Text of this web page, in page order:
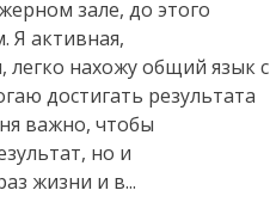
зале, до этого
Я активная,
легко нахожу общий язык с
достигать результата
важно, чтобы
но и
жизни и в...